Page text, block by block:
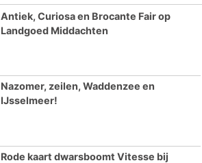
Antiek, Curiosa en Brocante Fair op
Landgoed Middachten
Nazomer, zeilen, Waddenzee en
IJsselmeer!
Rode kaart dwarsboomt Vitesse bij